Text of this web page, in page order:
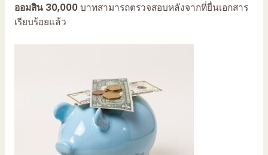
ออมสิน 30,000บาทสามารถตรวจสอบหลังจากที่ยื่นเอกสาร
เรียบร้อยแล้ว